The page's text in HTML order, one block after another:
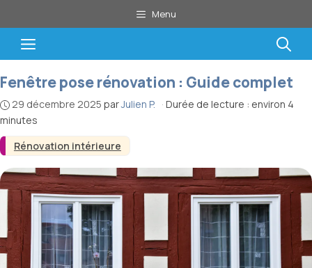
au
contenu
Menu
Menu
Rénovation intérieure
Fenêtre pose rénovation : Guide complet
29 décembre 2025 parJulien P. · Durée de lecture : environ 4
minutes